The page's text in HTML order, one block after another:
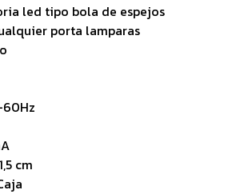
led tipo bola de espejos
porta lamparas
60Hz
cm